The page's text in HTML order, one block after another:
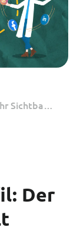
Mehr Sichtbarkeit für Zahnarztpraxen – digital präsent und leicht auffindbar
Der